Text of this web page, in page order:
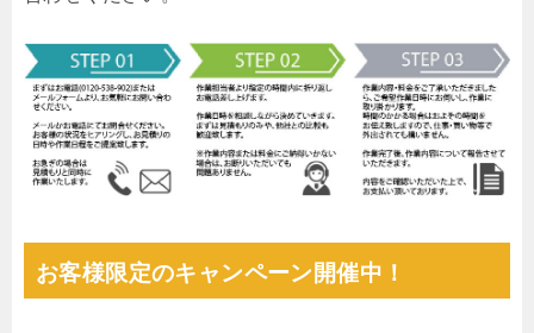
お客様限定のキャンペーン開催中！